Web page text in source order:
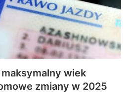
wiek
zmiany w 2025